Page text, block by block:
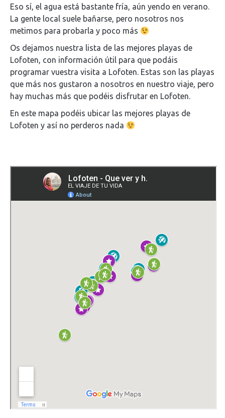
Eso sí, el agua está bastante fría, aún yendo en verano.
La gente local suele bañarse, pero nosotros nos
metimos para probarla y poco más
Os dejamos nuestra lista de las mejores playas de
Lofoten, con información útil para que podáis
programar vuestra visita a Lofoten. Estas son las playas
que más nos gustaron a nosotros en nuestro viaje, pero
hay muchas más que podéis disfrutar en Lofoten.
En este mapa podéis ubicar las mejores playas de
Lofoten y así no perderos nada